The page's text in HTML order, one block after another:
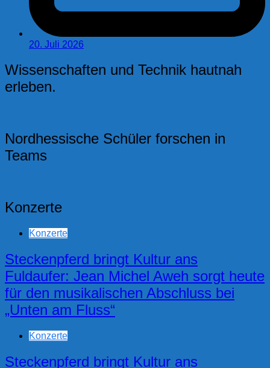
20. Juli 2026
Wissenschaften und Technik hautnah
erleben.
Nordhessische Schüler forschen in
Teams
Konzerte
Konzerte
Steckenpferd bringt Kultur ans
Fuldaufer: Jean Michel Aweh sorgt heute
für den musikalischen Abschluss bei
„Unten am Fluss“
Konzerte
Steckenpferd bringt Kultur ans